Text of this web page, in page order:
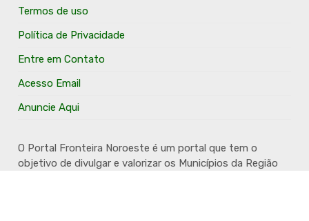
Termos de uso
Política de Privacidade
Entre em Contato
Acesso Email
Anuncie Aqui
O Portal Fronteira Noroeste é um portal que tem o
objetivo de divulgar e valorizar os Municípios da Região